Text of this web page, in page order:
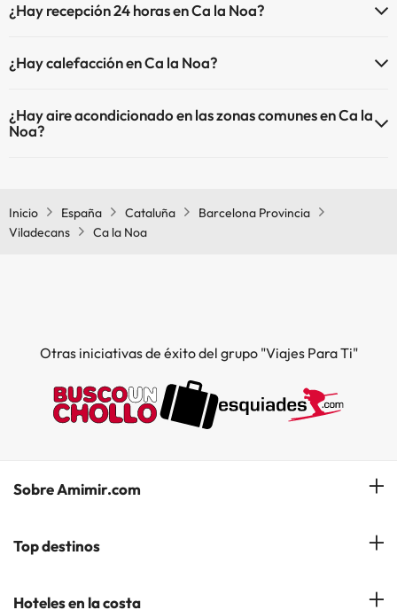
¿Hay recepción 24 horas en Ca la Noa?
¿Hay calefacción en Ca la Noa?
¿Hay aire acondicionado en las zonas comunes en Ca la
Noa?
Inicio España Cataluña
Barcelona Provincia
Viladecans
Ca la Noa
Otras iniciativas de éxito del grupo "Viajes Para Ti"
Sobre Amimir.com
¿Quiénes somos?
Top destinos
Hoteles en Salou
Hoteles en la costa